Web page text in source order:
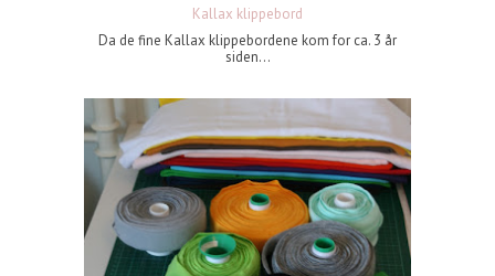
Kallax klippebord
Da de fine Kallax klippebordene kom for ca. 3 år
siden...